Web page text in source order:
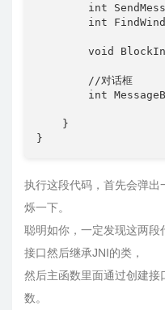
int
int
void
        //对话框
int
    }
执行这段代码，首先会弹
烁一下。
聪明如你，一定发现这两段
接口然后继承JNI的类，
然后主函数里面通过创建接
数。